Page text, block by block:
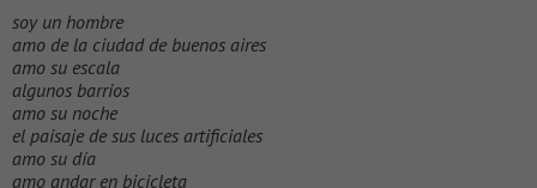
soy un hombre
amo de la ciudad de buenos aires
amo su escala
algunos barrios
amo su noche
el paisaje de sus luces artificiales
amo su día
amo andar en bicicleta